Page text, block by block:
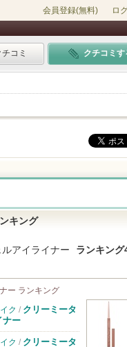
会員登録(無料) ロ
コミ クチコミす
キング
ルアイライナー
ランキング
ー ランキング
ク / クリーミータ
ナー
ク / クリーミータ